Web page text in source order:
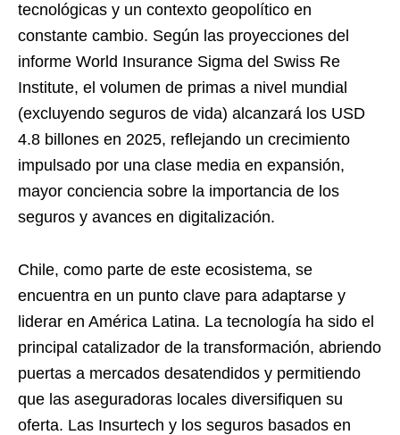
tecnológicas y un contexto geopolítico en
constante cambio. Según las proyecciones del
informe World Insurance Sigma del Swiss Re
Institute, el volumen de primas a nivel mundial
(excluyendo seguros de vida) alcanzará los USD
4.8 billones en 2025, reflejando un crecimiento
impulsado por una clase media en expansión,
mayor conciencia sobre la importancia de los
seguros y avances en digitalización.
Chile, como parte de este ecosistema, se
encuentra en un punto clave para adaptarse y
liderar en América Latina. La tecnología ha sido el
principal catalizador de la transformación, abriendo
puertas a mercados desatendidos y permitiendo
que las aseguradoras locales diversifiquen su
oferta. Las Insurtech y los seguros basados en